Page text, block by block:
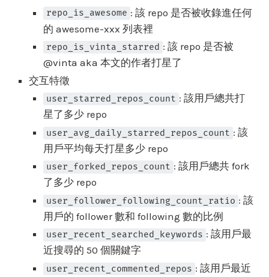
repo_is_awesome : 該 repo 是否被收錄進任何
的 awesome-xxx 列表裡
repo_is_vinta_starred : 該 repo 是否被
@vinta aka 本文的作者打星了
交互特徵
user_starred_repos_count : 該用戶總共打
星了多少 repo
user_avg_daily_starred_repos_count : 該
用戶平均每天打星多少 repo
user_forked_repos_count : 該用戶總共 fork
了多少 repo
user_follower_following_count_ratio : 該
用戶的 follower 數和 following 數的比例
user_recent_searched_keywords : 該用戶最
近搜尋的 50 個關鍵字
user_recent_commented_repos : 該用戶最近